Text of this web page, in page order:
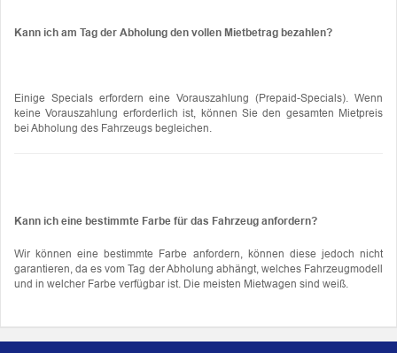
Kann ich am Tag der Abholung den vollen Mietbetrag bezahlen?
Einige Specials erfordern eine Vorauszahlung (Prepaid-Specials). Wenn
keine Vorauszahlung erforderlich ist, können Sie den gesamten Mietpreis
bei Abholung des Fahrzeugs begleichen.
Kann ich eine bestimmte Farbe für das Fahrzeug anfordern?
Wir können eine bestimmte Farbe anfordern, können diese jedoch nicht
garantieren, da es vom Tag der Abholung abhängt, welches Fahrzeugmodell
und in welcher Farbe verfügbar ist. Die meisten Mietwagen sind weiß.